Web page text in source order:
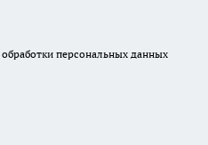
персональных данных